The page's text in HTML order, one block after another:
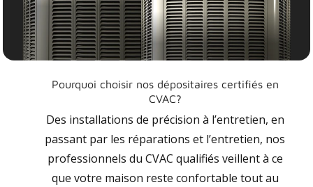
Pourquoi choisir nos dépositaires certifiés en
CVAC?
Des installations de précision à l’entretien, en
passant par les réparations et l’entretien, nos
professionnels du CVAC qualifiés veillent à ce
que votre maison reste confortable tout au